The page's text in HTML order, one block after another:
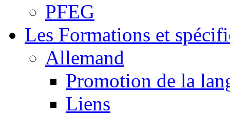
PFEG
Les Formations et
Allemand
Promotion de la
Liens